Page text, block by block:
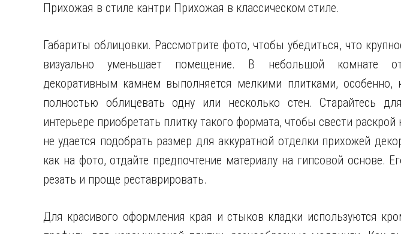
Прихожая в стиле кантри Прихожая в классическом стиле.
Габариты облицовки. Рассмотрите фото, чтобы убедиться, что
визуально уменьшает помещение. В небольшой комнате
декоративным камнем выполняется мелкими плитками, особенно,
полностью облицевать одну или несколько стен. Старайтесь
интерьере приобретать плитку такого формата, чтобы свести
не удается подобрать размер для аккуратной отделки прихожей
как на фото, отдайте предпочтение материалу на гипсовой основе.
резать и проще реставрировать.
Для красивого оформления края и стыков кладки используются